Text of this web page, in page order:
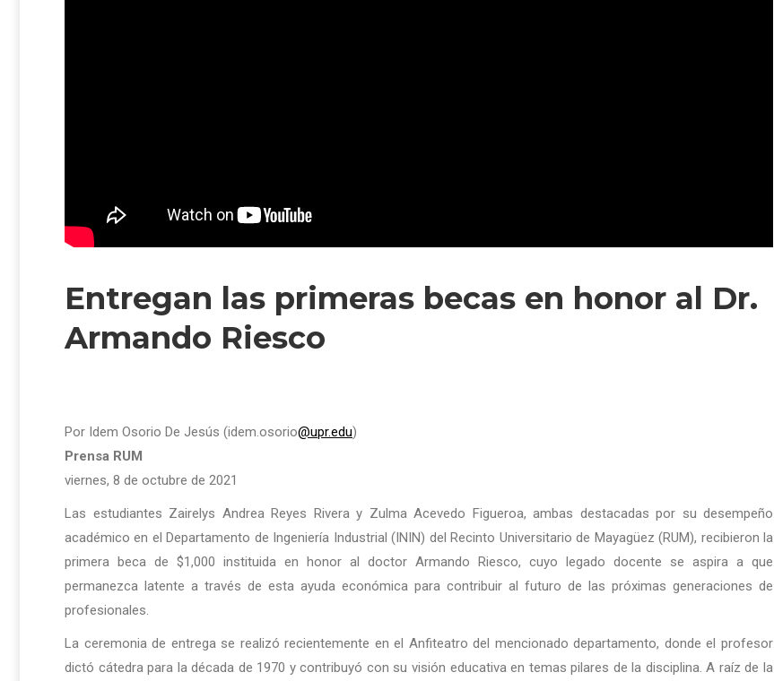
Entregan las primeras becas en honor al Dr.
Armando Riesco
Por Idem Osorio De Jesús (idem.osorio@upr.edu)
Prensa RUM
viernes, 8 de octubre de 2021
Las estudiantes Zairelys Andrea Reyes Rivera y Zulma Acevedo Figueroa, ambas destacadas por su desempeño
académico en el Departamento de Ingeniería Industrial (ININ) del Recinto Universitario de Mayagüez (RUM), recibieron la
primera beca de $1,000 instituida en honor al doctor Armando Riesco, cuyo legado docente se aspira a que
permanezca latente a través de esta ayuda económica para contribuir al futuro de las próximas generaciones de
profesionales.
La ceremonia de entrega se realizó recientemente en el Anfiteatro del mencionado departamento, donde el profesor
dictó cátedra para la década de 1970 y contribuyó con su visión educativa en temas pilares de la disciplina. A raíz de la